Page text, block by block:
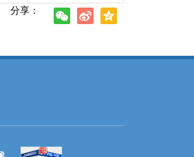
分享：